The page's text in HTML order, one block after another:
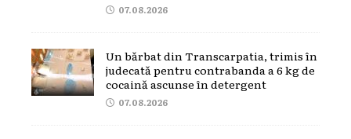
07.08.2026
Un bărbat din Transcarpatia, trimis în
judecată pentru contrabanda a 6 kg de
cocaină ascunse în detergent
07.08.2026